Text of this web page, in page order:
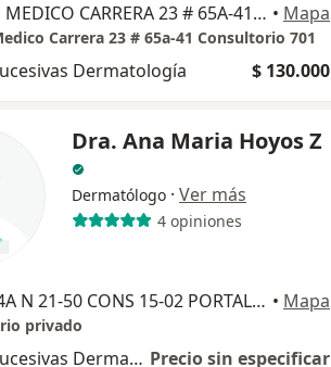
PARQUE MEDICO CARRERA 23 # 65A-41 CONSULTORIO 701, Manizales • Mapa
Carrera 23 # 65a-41 Consultorio 701
Dermatología $ 130.000
Dra. Ana Maria Hoyos Z
Dermatólogo · Ver más
4 opiniones
CALLE 64A N 21-50 CONS 15-02 PORTAL DEL CABLE TORRE EMPRESARIAL, Manizales • Mapa
privado
Visitas sucesivas Dermatología Precio sin especificar